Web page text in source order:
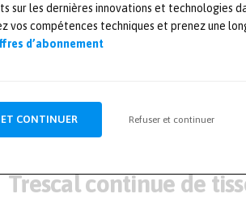
sur les dernières innovations et technologies
vos compétences techniques et prenez une
d’abonnement
CONTINUER Refuser et continuer
Laboratoire
Mesures et essais,Nomination
développement
Le Carnot MICA, structure publique d’appui à
basée à Mulhouse (68), a nommé Stéphane Le
au poste de directeur. Il succède à Christian
Trescal continue de